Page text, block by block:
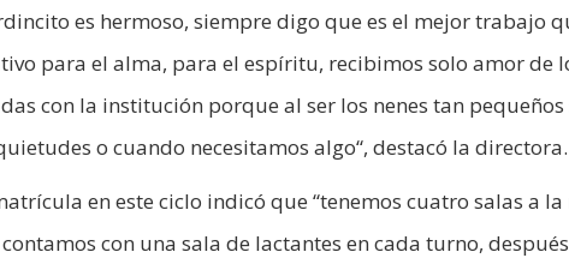
es hermoso, siempre digo que es el mejor trabajo
para el alma, para el espíritu, recibimos solo amor de
con la institución porque al ser los nenes tan pequeños
o cuando necesitamos algo“, destacó la directora.
en este ciclo indicó que “tenemos cuatro salas a
con una sala de lactantes en cada turno,